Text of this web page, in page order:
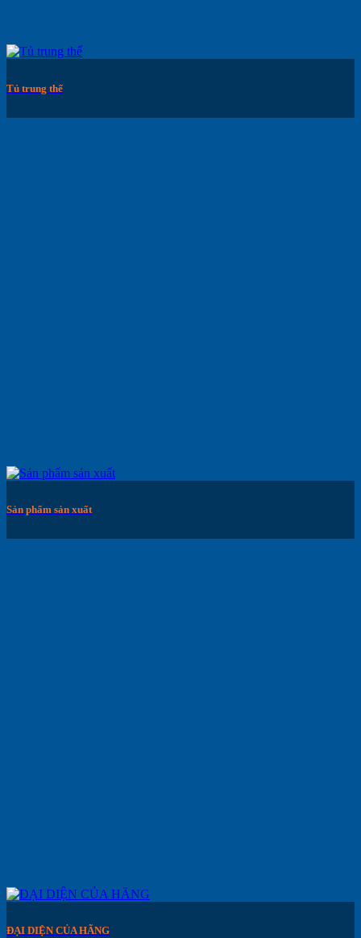
Tủ trung thế
Sản phẩm sản xuất
ĐẠI DIỆN CỦA HÃNG